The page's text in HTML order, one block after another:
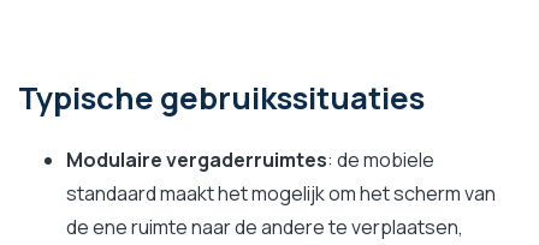
Typische gebruikssituaties
Modulaire vergaderruimtes: de mobiele
standaard maakt het mogelijk om het scherm van
de ene ruimte naar de andere te verplaatsen,